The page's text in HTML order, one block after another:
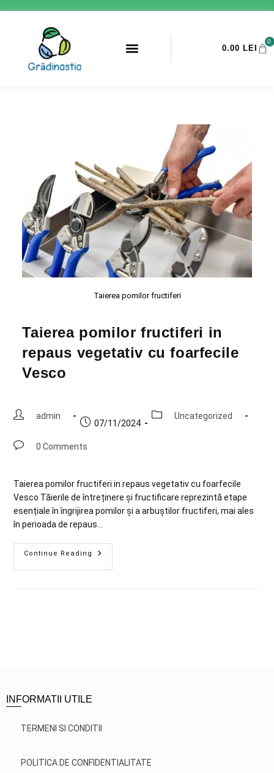
0.00 LEI
0
Taierea pomilor fructiferi
Taierea pomilor fructiferi in
repaus vegetativ cu foarfecile
Vesco
admin
07/11/2024
Uncategorized
0 Comments
Taierea pomilor fructiferi in repaus vegetativ cu foarfecile
Vesco Tăierile de întreținere și fructificare reprezintă etape
esențiale în îngrijirea pomilor și a arbuștilor fructiferi, mai ales
în perioada de repaus…
Continue Reading
INFORMATII UTILE
TERMENI SI CONDITII
POLITICA DE CONFIDENTIALITATE